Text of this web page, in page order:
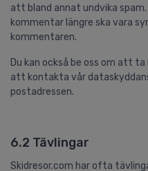
att bland annat undvika
kommentar längre ska vara
kommentaren.
Du kan också be oss om att
att kontakta vår
postadressen.
6.2 Tävlingar
Skidresor.com har ofta